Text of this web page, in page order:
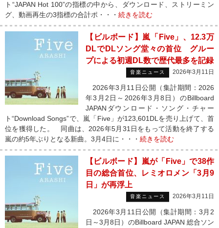
ト“JAPAN Hot 100”の指標の中から、ダウンロード、ストリーミン
グ、動画再生の3指標の合計ポ・・・ 続きを読む
【ビルボード】嵐「Five」、12.3万
DLでDLソング堂々の首位 グルー
プによる初週DL数で歴代最多を記録
音楽ニュース 2026年3月11日
2026年3月11日公開（集計期間：2026
年3月2日～2026年3月8日）のBillboard
JAPANダウンロード・ソング・チャー
ト“Download Songs”で、嵐「Five」が123,601DLを売り上げて、首
位を獲得した。 同曲は、2026年5月31日をもって活動を終了する
嵐の約5年ぶりとなる新曲。3月4日に・・・ 続きを読む
【ビルボード】嵐が「Five」で38作
目の総合首位、レミオロメン「3月9
日」が再浮上
音楽ニュース 2026年3月11日
2026年3月11日公開（集計期間：3月2
日～3月8日）のBillboard JAPAN 総合ソン